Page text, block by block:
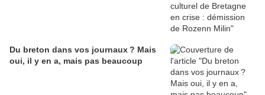
Du breton dans vos journaux ? Mais
oui, il y en a, mais pas beaucoup